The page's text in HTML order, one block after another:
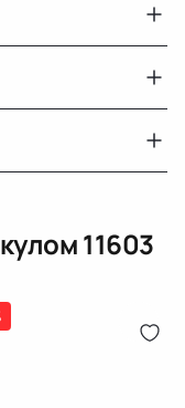
MercedesBenz E W213
2016
Мерседес Бенс Е
30 дней
14 дней
11603